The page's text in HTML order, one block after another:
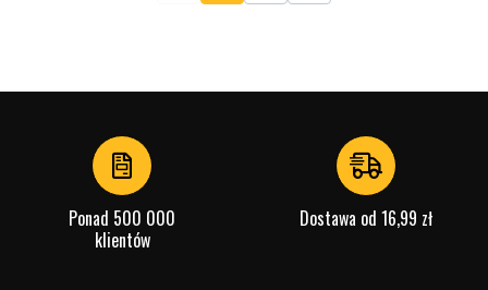
Ponad 500 000
klientów
Dostawa od 16,99 zł